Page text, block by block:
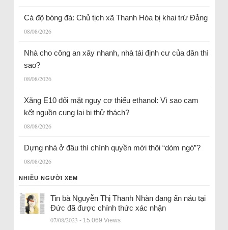
Cá độ bóng đá: Chủ tịch xã Thanh Hóa bị khai trừ Đảng
08/08/2026
Nhà cho công an xây nhanh, nhà tái định cư của dân thì
sao?
08/08/2026
Xăng E10 đối mặt nguy cơ thiếu ethanol: Vì sao cam
kết nguồn cung lại bị thử thách?
08/08/2026
Dựng nhà ở đâu thì chính quyền mới thôi “dòm ngó”?
08/08/2026
NHIỀU NGƯỜI XEM
Tin bà Nguyễn Thị Thanh Nhàn đang ẩn náu tại
Đức đã được chính thức xác nhận
07/08/2023 - 15.069 Views